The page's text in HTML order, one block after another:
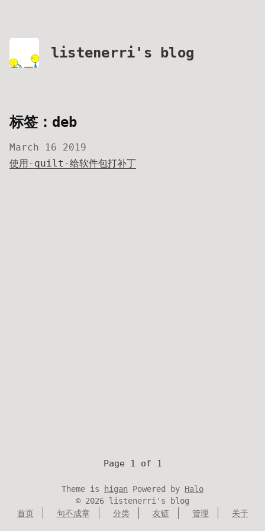
listenerri's blog
标签：deb
March 16 2019
使用-quilt-给软件包打补丁
Page 1 of 1
Theme is higan Powered by Halo
© 2026 listenerri's blog
首页
句不成章 分类 友链 管理 关于